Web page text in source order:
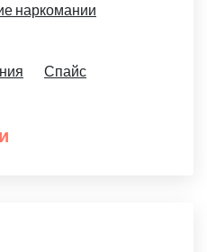
наркомании
Спайс